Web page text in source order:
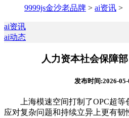
9999js金沙老品牌 > ai资讯 >
ai资讯
ai动态
人力资本社会保障
发布时间:2026-
上海模速空间打制了OPC超等
应对复杂问题和持续立异上更有韧